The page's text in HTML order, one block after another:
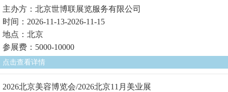
主办方：北京世博联展览服务有限公司
时间：2026-11-13-2026-11-15
地点：北京
参展费：5000-10000
点击查看详情
2026北京美容博览会/2026北京11月美业展